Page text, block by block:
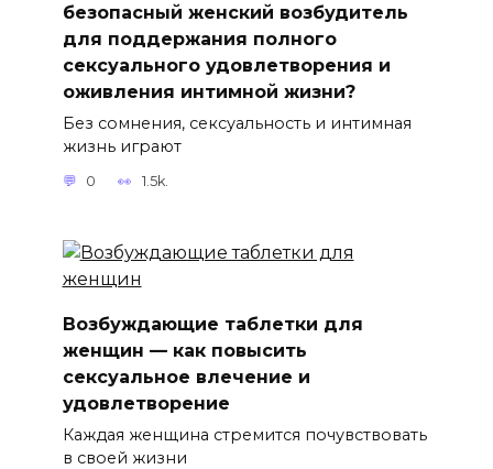
безопасный женский возбудитель
для поддержания полного
сексуального удовлетворения и
оживления интимной жизни?
Без сомнения, сексуальность и интимная
жизнь играют
0 1.5k.
Возбуждающие таблетки для
женщин — как повысить
сексуальное влечение и
удовлетворение
Каждая женщина стремится почувствовать
в своей жизни